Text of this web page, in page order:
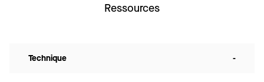
Ressources
Technique -